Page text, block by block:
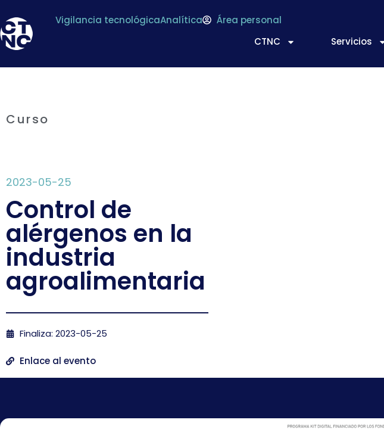
Vigilancia tecnológicaAnalítica
Área personal
CTNC
Servicios
Curso
2023-05-25
Control de
alérgenos en la
industria
agroalimentaria
Finaliza: 2023-05-25
Enlace al evento